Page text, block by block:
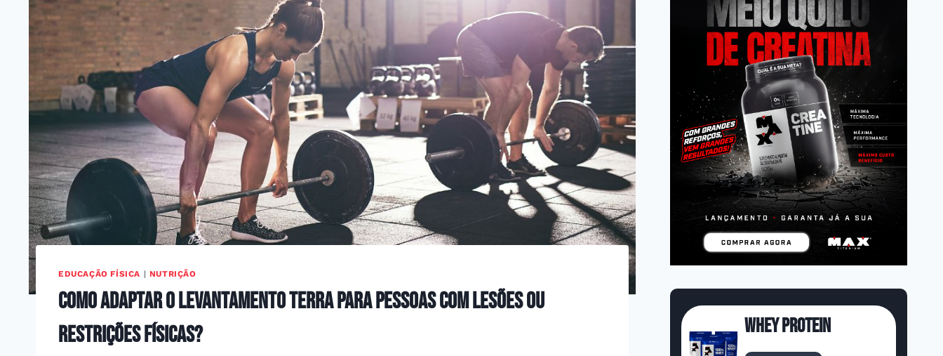
EDUCAÇÃO FÍSICA | NUTRIÇÃO
Como adaptar o levantamento terra para pessoas com lesões ou
restrições físicas?
Whey Protein